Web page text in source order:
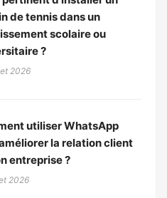
de tennis dans un
scolaire ou
?
2026
utiliser WhatsApp
la relation client
entreprise ?
2026